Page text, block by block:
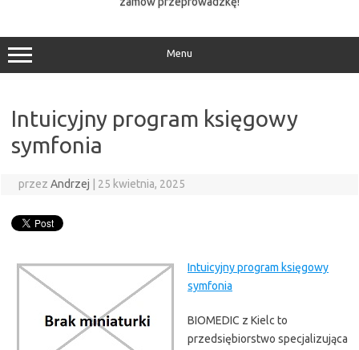
Menu
Intuicyjny program księgowy
symfonia
przez Andrzej 25 kwietnia, 2025
Intuicyjny program księgowy
symfonia
BIOMEDIC z Kielc to
przedsiębiorstwo specjalizująca